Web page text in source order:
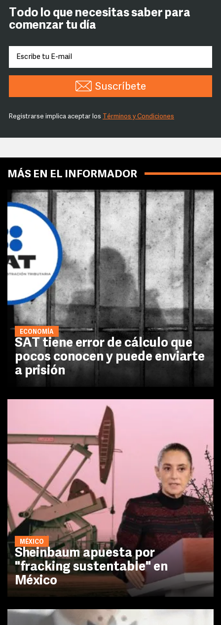
Todo lo que necesitas saber para
comenzar tu día
Suscríbete
Registrarse implica aceptar los Términos y Condiciones
MÁS EN EL INFORMADOR
ECONOMÍA
SAT tiene error de cálculo que
pocos conocen y puede enviarte
a prisión
MÉXICO
Sheinbaum apuesta por
"fracking sustentable" en
México